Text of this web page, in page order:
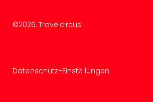
©2026, Travelcircus
Datenschutz-Einstellungen